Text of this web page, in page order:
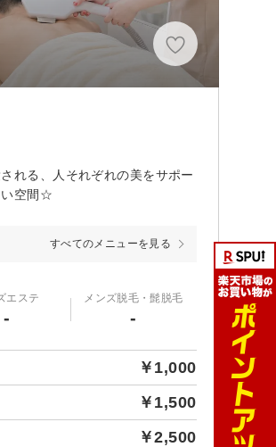
れる、人それぞれの美をサポー
い空間☆
すべてのメニューを見る
エステ
-
メンズ脱毛・髭脱毛
-
￥1,000
￥1,500
￥2,500